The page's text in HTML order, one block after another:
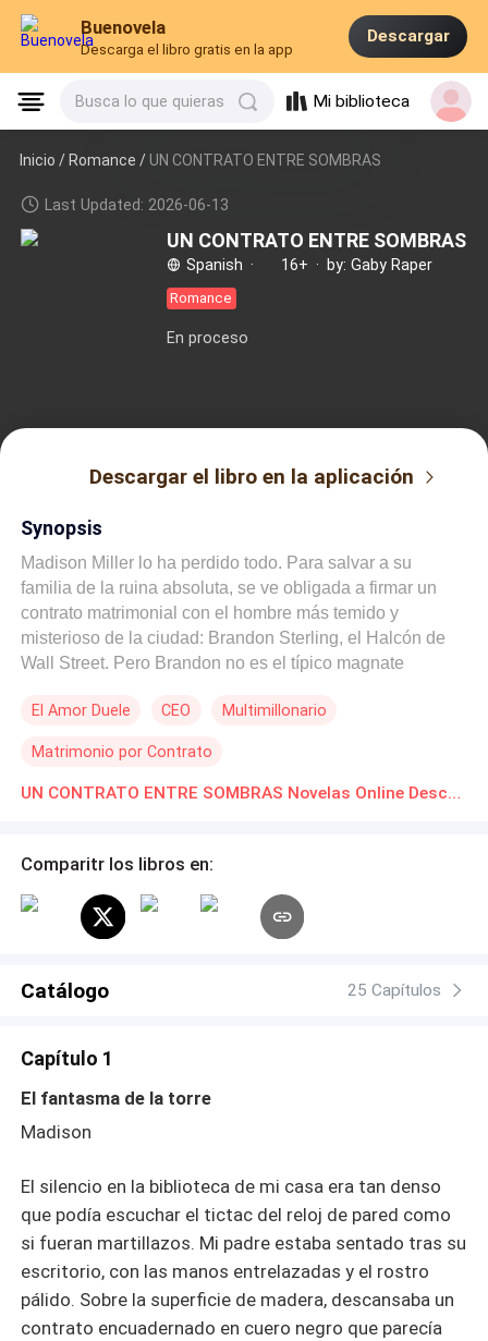
Buenovela
Descarga el libro gratis en la app
Descargar
Busca lo que quieras Mi biblioteca
Inicio /Romance / UN CONTRATO ENTRE SOMBRAS
Last Updated: 2026-06-13
UN CONTRATO ENTRE SOMBRAS
Spanish · 16+ · by: Gaby Raper
Romance
En proceso
Descargar el libro en la aplicación
Synopsis
Madison Miller lo ha perdido todo. Para salvar a su
familia de la ruina absoluta, se ve obligada a firmar un
contrato matrimonial con el hombre más temido y
misterioso de la ciudad: Brandon Sterling, el Halcón de
Wall Street. Pero Brandon no es el típico magnate
penumbras de un ático blindado, marcado de por vida por
Madison entra en su vida esperando un monstruo, pero
encuentra a un hombre roto que prohíbe la luz y el afecto.
bajo ninguna circunstancia, intentar mirarlo.
El Amor Duele CEO Multimillonario
Matrimonio por Contrato
UN CONTRATO ENTRE SOMBRAS Novelas Online Descarga gratuita de PDF
Comparitr los libros en:
Catálogo 25 Capítulos
Capítulo 1
El fantasma de la torre
Madison
El silencio en la biblioteca de mi casa era tan denso
que podía escuchar el tictac del reloj de pared como
si fueran martillazos. Mi padre estaba sentado tras su
escritorio, con las manos entrelazadas y el rostro
pálido. Sobre la superficie de madera, descansaba un
contrato encuadernado en cuero negro que parecía